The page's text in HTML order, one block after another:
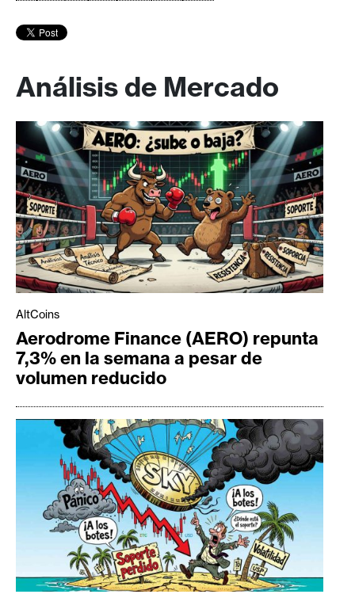
Análisis de Mercado
AltCoins
Aerodrome Finance (AERO) repunta
7,3% en la semana a pesar de
volumen reducido